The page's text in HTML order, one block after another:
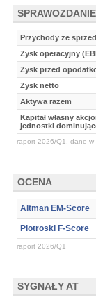
Przychody ze
Zysk operacyjny
Zysk przed
Zysk netto
Aktywa razem
Kapitał własny
jednostki
raport 2026/Q1, dane w
OCENA
Altman EM-Score
Piotroski F-Score
raport 2026/Q1
SYGNAŁY AT